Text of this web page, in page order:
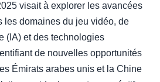
visait à explorer les avancées
les domaines du jeu vidéo, de
(IA) et des technologies
de nouvelles opportunités
Émirats arabes unis et la Chine